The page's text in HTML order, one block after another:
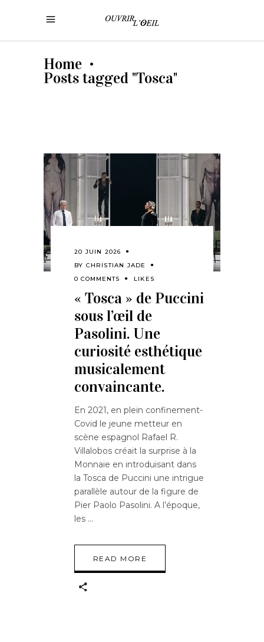
Home •
Posts tagged "Tosca"
20 JUIN 2026
BY CHRISTIAN JADE
0 COMMENTS
LIKES
« Tosca » de Puccini
sous l’œil de
Pasolini. Une
curiosité esthétique
musicalement
convaincante.
En 2021, en plein confinement-
Covid le jeune metteur en
scène espagnol Rafael R.
Villalobos créait la surprise à la
Monnaie en introduisant dans
la Tosca de Puccini une intrigue
parallèle autour de la figure de
Pier Paolo Pasolini. A l’époque,
les
READ MORE